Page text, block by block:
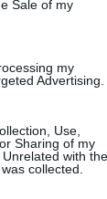
Sale of my
my
Advertising.
Use,
Sharing of my
with the
collected.